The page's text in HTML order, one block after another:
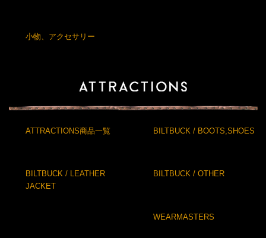
小物、アクセサリー
ATTRACTIONS商品一覧 BILTBUCK / BOOTS,SHOES
BILTBUCK / LEATHER
JACKET
BILTBUCK / OTHER
WEARMASTERS